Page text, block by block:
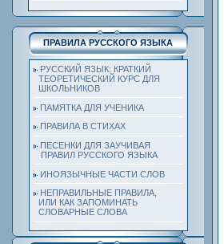
ПРАВИЛА РУССКОГО ЯЗЫКА
РУССКИЙ ЯЗЫК: КРАТКИЙ
ТЕОРЕТИЧЕСКИЙ КУРС ДЛЯ
ШКОЛЬНИКОВ
ПАМЯТКА ДЛЯ УЧЕНИКА
ПРАВИЛА В СТИХАХ
ПЕСЕНКИ ДЛЯ ЗАУЧИВАЯ
ПРАВИЛ РУССКОГО ЯЗЫКА
ИНОЯЗЫЧНЫЕ ЧАСТИ СЛОВ
НЕПРАВИЛЬНЫЕ ПРАВИЛА,
ИЛИ КАК ЗАПОМИНАТЬ
СЛОВАРНЫЕ СЛОВА